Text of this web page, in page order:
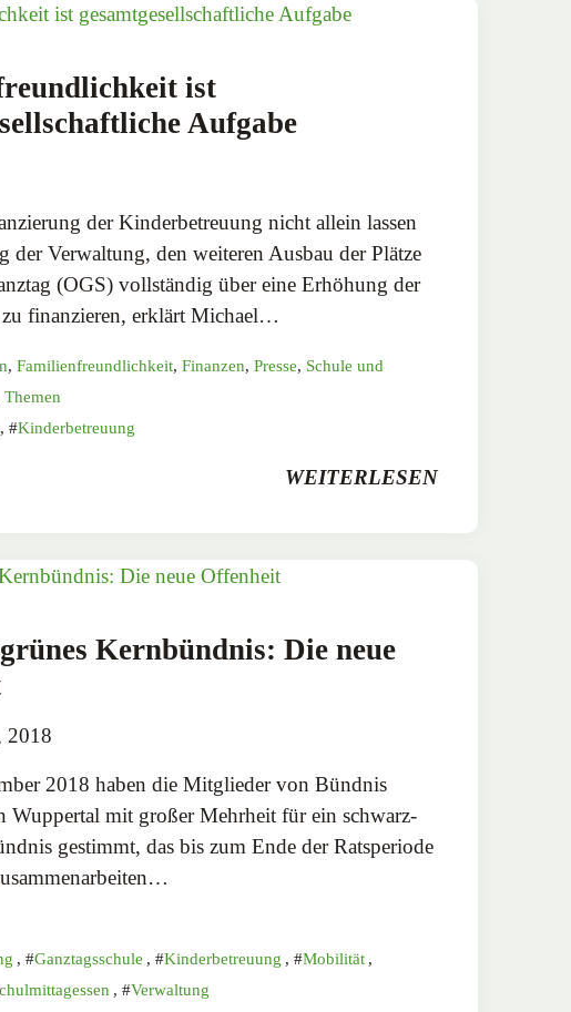
ist
Aufgabe
der Kinderbetreuung nicht allein lassen
der Verwaltung, den weiteren Ausbau der Plätze
(OGS) vollständig über eine Erhöhung der
finanzieren, erklärt Michael…
, Familienfreundlichkeit, Finanzen, Presse, Schule und
Themen
, Kinderbetreuung
WEITERLESEN
Kernbündnis: Die neue
2018
2018 haben die Mitglieder von Bündnis
Wuppertal mit großer Mehrheit für ein schwarz-
gestimmt, das bis zum Ende der Ratsperiode
, Ganztagsschule , Kinderbetreuung , Mobilität ,
, Verwaltung